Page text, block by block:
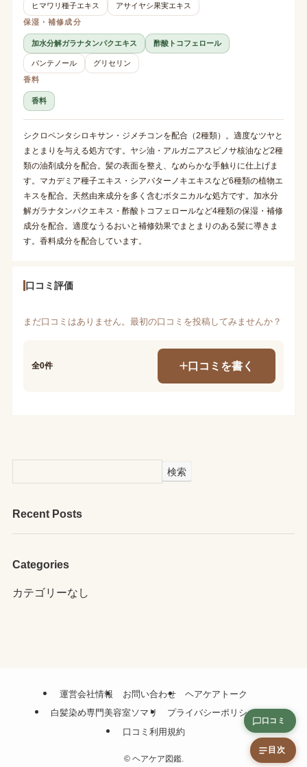
ヒマワリ種子エキス
アサイヤシ果実エキス
保湿・補修成分
加水分解ガラナタンパクエキス 酢酸トコフェロール
パンテノール
グリセリン
香料
香料
シクロペンタシロキサン・ジメチコンを配合（2種類）。適度なツヤと
まとまりを与える処方です。ヤシ油・アルガニアスピノサ核油など2種
類の油剤成分を配合。髪の表面を整え、なめらかな手触りに仕上げま
す。マカデミア種子エキス・シアバターノキエキスなど6種類の植物エ
キスを配合。天然由来成分を多く含むボタニカルな処方です。加水分
解ガラナタンパクエキス・酢酸トコフェロールなど4種類の保湿・補修
成分を配合。適度なうるおいと補修効果でまとまりのある髪に導きま
す。香料成分を配合しています。
口コミ評価
まだ口コミはありません。最初の口コミを投稿してみませんか？
全0件 口コミを書く
検索
Recent Posts
Categories
カテゴリーなし
運営会社情報 お問い合わせ
ヘアケアトーク
白髪染め専門美容室ソマリ
プライバシーポリシー
口コミ利用規約
©ヘアケア図鑑.
口コミ
目次